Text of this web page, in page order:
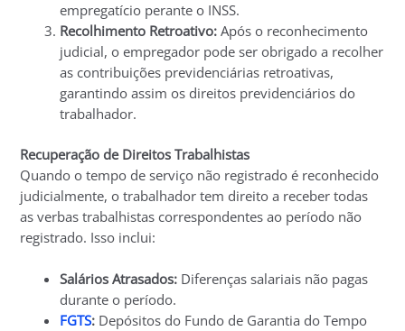
empregatício perante o INSS.
Recolhimento Retroativo: Após o reconhecimento
judicial, o empregador pode ser obrigado a recolher
as contribuições previdenciárias retroativas,
garantindo assim os direitos previdenciários do
trabalhador.
Recuperação de Direitos Trabalhistas
Quando o tempo de serviço não registrado é reconhecido
judicialmente, o trabalhador tem direito a receber todas
as verbas trabalhistas correspondentes ao período não
registrado. Isso inclui:
Salários Atrasados: Diferenças salariais não pagas
durante o período.
FGTS: Depósitos do Fundo de Garantia do Tempo